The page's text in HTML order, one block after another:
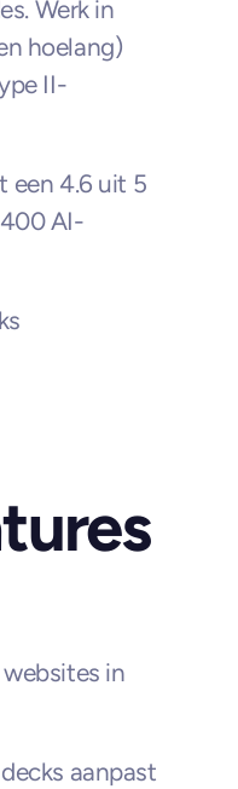
Werk in
hoelang)
II-
een 4.6 uit 5
AI-
in
aanpast